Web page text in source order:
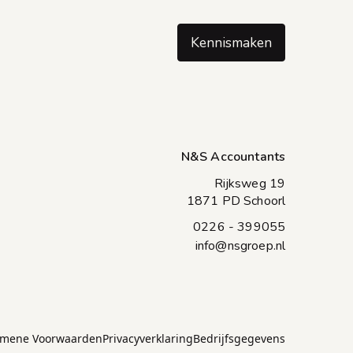
Kennismaken
N&S Accountants
Rijksweg 19
1871 PD Schoorl
0226 - 399055
info@nsgroep.nl
VoorwaardenPrivacyverklaringBedrijfsgegevens